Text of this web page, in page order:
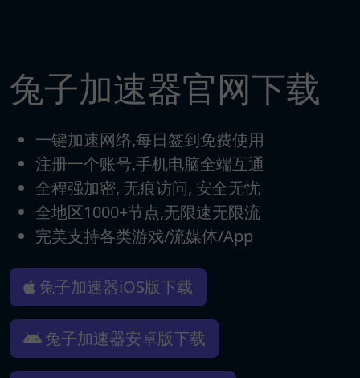
兔子加速器官网下载
一键加速网络,每日签到免费使用
注册一个账号,手机电脑全端互通
全程强加密, 无痕访问, 安全无忧
全地区1000+节点,无限速无限流
完美支持各类游戏/流媒体/App
兔子加速器iOS版下载
兔子加速器安卓版下载